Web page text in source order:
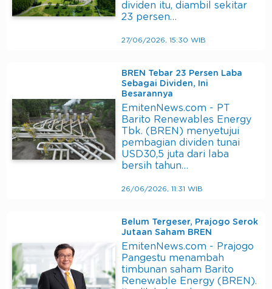
dividen itu, diambil sekitar
23 persen…
27/06/2026, 15:30 WIB
BREN Tebar 23 Persen Laba
Sebagai Dividen, Ini
Besarannya
EmitenNews.com - PT
Barito Renewables Energy
Tbk. (BREN) menyetujui
pembagian dividen tunai
USD30,5 juta dari laba
bersih tahun…
26/06/2026, 11:31 WIB
Belum Tergeser, Prajogo Serok
Jutaan Saham BREN
EmitenNews.com - Prajogo
Pangestu menambah
timbunan saham Barito
Renewable Energy (BREN).